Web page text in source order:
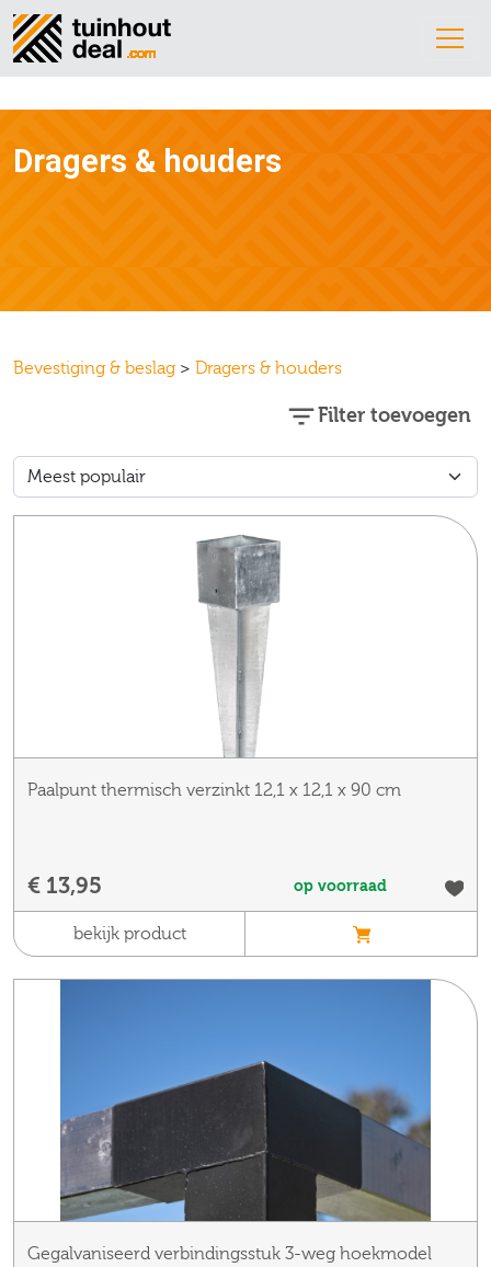
Dragers & houders
Bevestiging & beslag > Dragers & houders
Filter toevoegen
Paalpunt thermisch verzinkt 12,1 x 12,1 x 90 cm
€ 13,95 op voorraad
bekijk product
Gegalvaniseerd verbindingsstuk 3-weg hoekmodel